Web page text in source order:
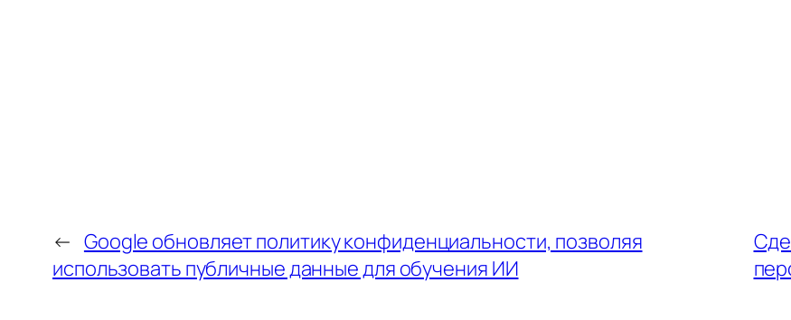
← Google обновляет политику конфиденциальности, позволяя
использовать публичные данные для обучения ИИ